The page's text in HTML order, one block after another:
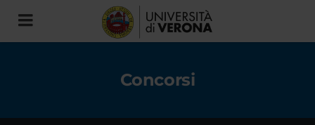
Toggle
navigation
Concorsi